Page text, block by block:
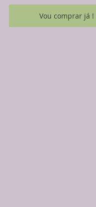
Vou comprar já !